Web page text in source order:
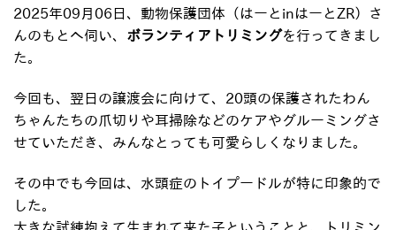
2025年09月06日、動物保護団体（はーとinはーとZR）さ
んのもとへ伺い、 ボランティアトリミングを行ってきまし
た。
今回も、翌日の譲渡会に向けて、20頭の保護されたわん
ちゃんたちの爪切りや耳掃除などのケアやグルーミングさ
せていただき、みんなとっても可愛らしくなりました。
その中でも今回は、水頭症のトイプードルが特に印象的で
した。
大きな試練抱えて生まれて来た子ということと、トリミン